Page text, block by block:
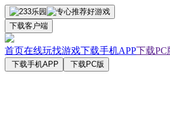
下载客户端
首页在线玩找游戏下载手机APP下载PC
下载手机APP 下载PC版